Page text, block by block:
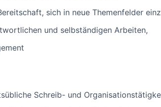
sich in neue Themenfelder
und selbständigen Arbeiten,
Schreib- und